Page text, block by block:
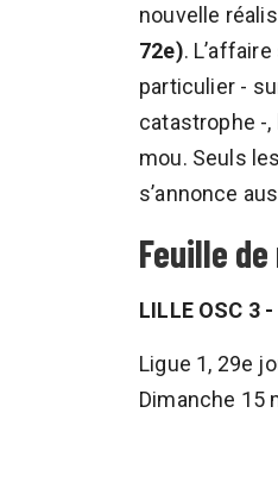
nouvelle
72e).
particulier -
catastrophe -
mou. Seuls
s’annonce
Feuille
LILLE OSC 3
Ligue 1, 29e
Dimanche 15